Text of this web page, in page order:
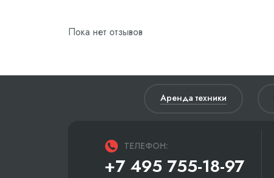
Пока нет отзывов
Аренда техники
ТЕЛЕФОН:
+7 495 755-18-97